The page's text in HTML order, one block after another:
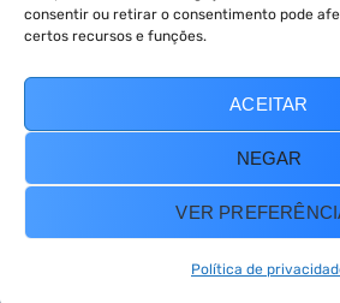
consentir ou retirar o consentimento pode
certos recursos e funções.
ACEITAR
NEGAR
VER
Política de
inbound marketing! Conheça
READ MORE
© 2021 — Ewebot by GT3Themes.